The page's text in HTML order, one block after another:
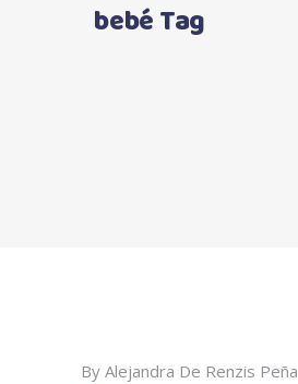
bebé Tag
By Alejandra De Renzis Peña